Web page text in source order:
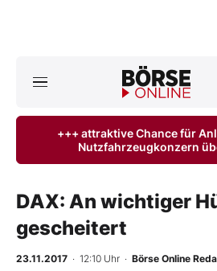
Anlageprodukte
Finanz-Check
Abo & Shop
+++ attraktive Chance für
Nutzfahrzeugkonzern
DAX: An wichtiger
gescheitert
23.11.2017 · 12:10 Uhr · Börse Online